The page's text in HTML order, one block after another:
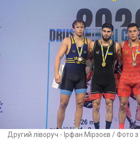
Другий ліворуч - Ірфан Мірзоєв / Фото